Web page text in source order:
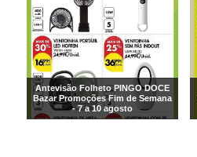
Antevisão Folheto PINGO DOCE
Bazar Promoções Fim de Semana
- 7 a 10 agosto